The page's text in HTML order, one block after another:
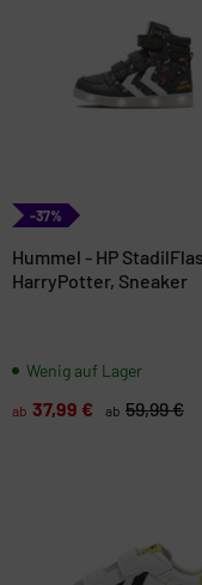
-37%
Hummel - HP
HarryPotter, Sneaker
Wenig auf Lager
ab 37,99 € ab 59,99 €